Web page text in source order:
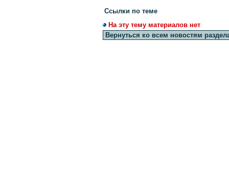
Ссылки по теме
На эту тему материалов нет
Вернуться ко всем новостям